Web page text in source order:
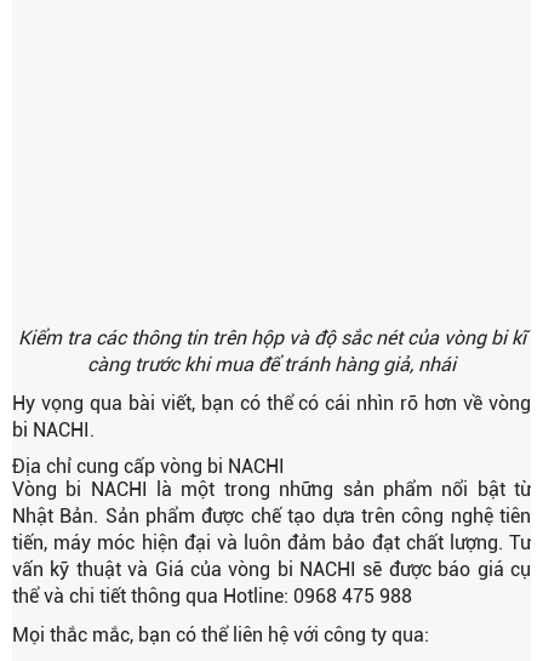
Kiểm tra các thông tin trên hộp và độ sắc nét của vòng bi kĩ
càng trước khi mua để tránh hàng giả, nhái
Hy vọng qua bài viết, bạn có thể có cái nhìn rõ hơn về vòng
bi NACHI.
Địa chỉ cung cấp vòng bi NACHI
Vòng bi NACHI là một trong những sản phẩm nổi bật từ
Nhật Bản. Sản phẩm được chế tạo dựa trên công nghệ tiên
tiến, máy móc hiện đại và luôn đảm bảo đạt chất lượng. Tư
vấn kỹ thuật và Giá của vòng bi NACHI sẽ được báo giá cụ
thể và chi tiết thông qua Hotline: 0968 475 988
Mọi thắc mắc, bạn có thể liên hệ với công ty qua: